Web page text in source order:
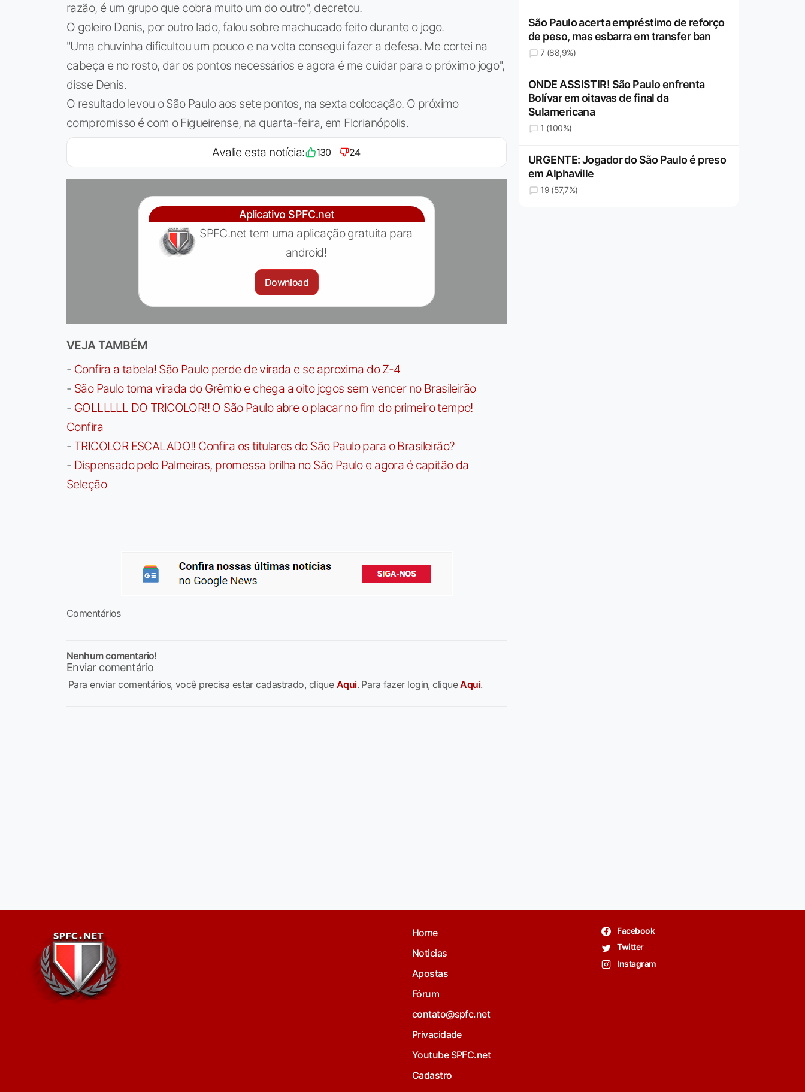
razão, é um grupo que cobra muito um do outro", decretou.
O goleiro Denis, por outro lado, falou sobre machucado feito durante o jogo.
"Uma chuvinha dificultou um pouco e na volta consegui fazer a defesa. Me cortei na
cabeça e no rosto, dar os pontos necessários e agora é me cuidar para o próximo jogo",
disse Denis.
O resultado levou o São Paulo aos sete pontos, na sexta colocação. O próximo
compromisso é com o Figueirense, na quarta-feira, em Florianópolis.
Avalie esta notícia: 130 24
Aplicativo SPFC.net
SPFC.net tem uma aplicação gratuita para
android!
Download
VEJA TAMBÉM
- Confira a tabela! São Paulo perde de virada e se aproxima do Z-4
- São Paulo toma virada do Grêmio e chega a oito jogos sem vencer no Brasileirão
- GOLLLLLL DO TRICOLOR!! O São Paulo abre o placar no fim do primeiro tempo!
Confira
- TRICOLOR ESCALADO!! Confira os titulares do São Paulo para o Brasileirão?
- Dispensado pelo Palmeiras, promessa brilha no São Paulo e agora é capitão da
Seleção
Comentários
Nenhum comentario!
Enviar comentário
Para enviar comentários, você precisa estar cadastrado, clique Aqui. Para fazer login, cliqueAqui.
São Paulo acerta empréstimo de reforço
de peso, mas esbarra em transfer ban
7 (88,9%)
ONDE ASSISTIR! São Paulo enfrenta
Bolívar em oitavas de final da
Sulamericana
1 (100%)
URGENTE: Jogador do São Paulo é preso
em Alphaville
19 (57,7%)
Home
Noticias
Apostas
Fórum
contato@spfc.net
Privacidade
Youtube SPFC.net
Cadastro
Facebook
Twitter
Instagram